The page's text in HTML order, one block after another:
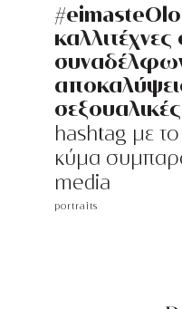
συναδέλφων
hashtag με
κύμα
media
portraits